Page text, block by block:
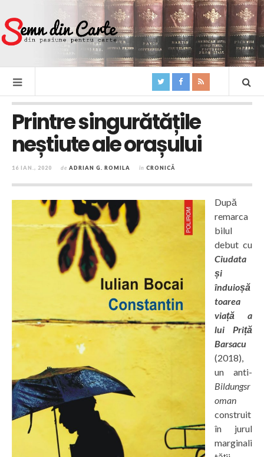
Printre singurătățile
neștiute ale orașului
16 IAN., 2020 de ADRIAN G. ROMILA în CRONICĂ
După
remarca
bilul
debut cu
Ciudata
și
înduioșă
toarea
viață a
lui Priță
Barsacu
(2018),
un anti-
Bildungsr
oman
construit
în jurul
marginali